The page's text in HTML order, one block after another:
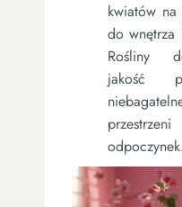
kwiatów
do wnętrza
Rośliny
jakość